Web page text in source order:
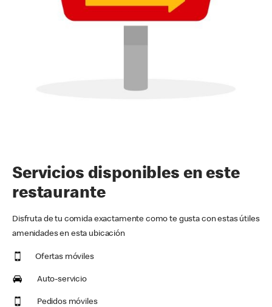
Servicios disponibles en este
restaurante
Disfruta de tu comida exactamente como te gusta con estas útiles
amenidades en esta ubicación
Ofertas móviles
Auto-servicio
Pedidos móviles